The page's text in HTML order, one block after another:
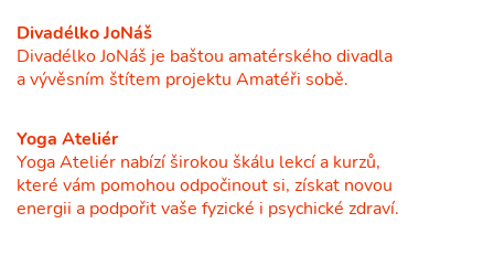
Divadélko JoNáš
Divadélko JoNáš je baštou amatérského divadla
a vývěsním štítem projektu Amatéři sobě.
Yoga Ateliér
Yoga Ateliér nabízí širokou škálu lekcí a kurzů,
které vám pomohou odpočinout si, získat novou
energii a podpořit vaše fyzické i psychické zdraví.